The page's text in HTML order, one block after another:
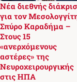
Νέα διεθνής
για τον
Σπύρο Καραδήμα –
Στους 15
«ανερχόμενους
αστέρες» της
Νευροχειρουργικής
στις ΗΠΑ